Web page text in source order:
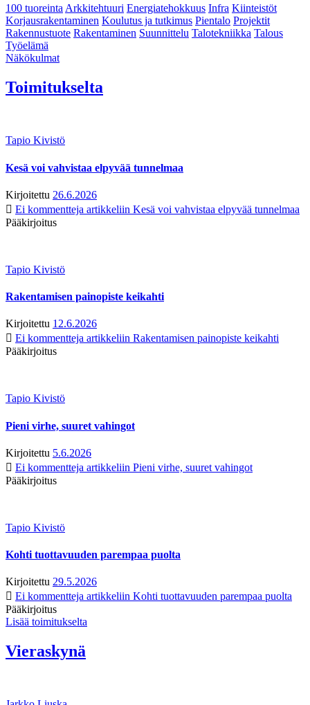
100 tuoreintaArkkitehtuuri Energiatehokkuus Infra Kiinteistöt
Korjausrakentaminen Koulutus ja tutkimus Pientalo Projektit
Rakennustuote Rakentaminen Suunnittelu Talotekniikka Talous
Työelämä
Näkökulmat
Toimitukselta
Tapio Kivistö
Kesä voi vahvistaa elpyvää tunnelmaa
Kirjoitettu 26.6.2026
Ei kommentteja artikkeliin Kesä voi vahvistaa elpyvää tunnelmaa
Pääkirjoitus
Tapio Kivistö
Rakentamisen painopiste keikahti
Kirjoitettu 12.6.2026
Ei kommentteja artikkeliin Rakentamisen painopiste keikahti
Pääkirjoitus
Tapio Kivistö
Pieni virhe, suuret vahingot
Kirjoitettu 5.6.2026
Ei kommentteja artikkeliin Pieni virhe, suuret vahingot
Pääkirjoitus
Tapio Kivistö
Kohti tuottavuuden parempaa puolta
Kirjoitettu 29.5.2026
Ei kommentteja artikkeliin Kohti tuottavuuden parempaa puolta
Pääkirjoitus
Lisää toimitukselta
Vieraskynä